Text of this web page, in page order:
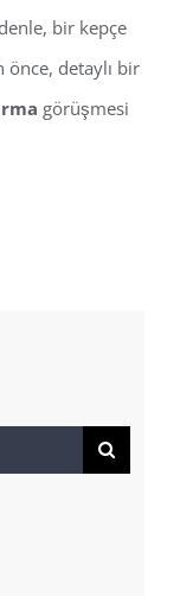
bir kepçe
detaylı bir
görüşmesi